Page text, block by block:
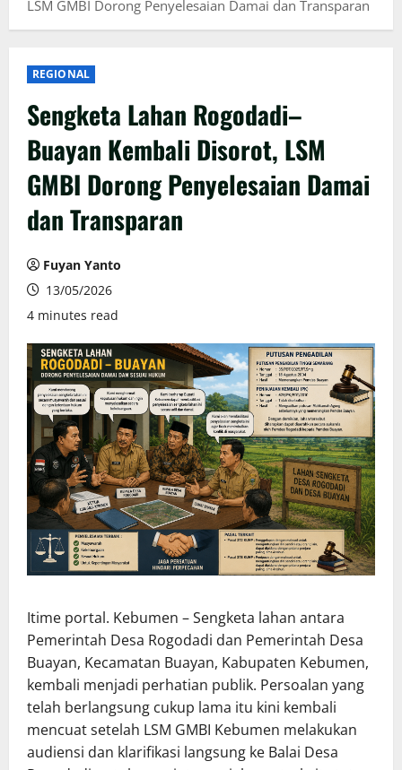
LSM GMBI Dorong Penyelesaian Damai dan Transparan
REGIONAL
Sengketa Lahan Rogodadi–
Buayan Kembali Disorot, LSM
GMBI Dorong Penyelesaian Damai
dan Transparan
Fuyan Yanto
13/05/2026
4 minutes read
Itime portal. Kebumen – Sengketa lahan antara
Pemerintah Desa Rogodadi dan Pemerintah Desa
Buayan, Kecamatan Buayan, Kabupaten Kebumen,
kembali menjadi perhatian publik. Persoalan yang
telah berlangsung cukup lama itu kini kembali
mencuat setelah LSM GMBI Kebumen melakukan
audiensi dan klarifikasi langsung ke Balai Desa